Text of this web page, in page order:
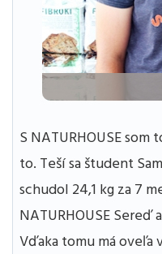
S NATURHOUSE
to. Teší sa študent
schudol 24,1 kg za 7
NATURHOUSE Sereď
Vďaka tomu má oveľa